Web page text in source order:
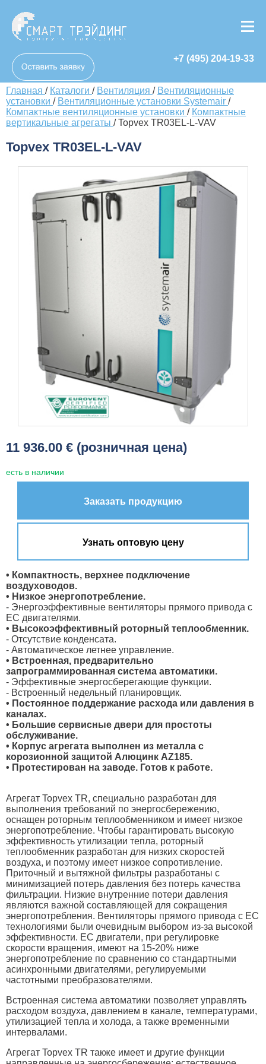
+7 (495) 204-19-33
Главная / Каталоги / Вентиляция / Вентиляционные
установки / Вентиляционные установки Systemair /
Компактные вентиляционные установки / Компактные
вертикальные агрегаты /Topvex TR03EL-L-VAV
Topvex TR03EL-L-VAV
11 936.00 € (розничная цена)
есть в наличии
Заказать продукцию
Узнать оптовую цену
• Компактность, верхнее подключение
воздуховодов.
• Низкое энергопотребление.
- Энергоэффективные вентиляторы прямого привода с
ЕС двигателями.
• Высокоэффективный роторный теплообменник.
- Отсутствие конденсата.
- Автоматическое летнее управление.
• Встроенная, предварительно
запрограммированная система автоматики.
- Эффективные энергосберегающие функции.
- Встроенный недельный планировщик.
• Постоянное поддержание расхода или давления в
каналах.
• Большие сервисные двери для простоты
обслуживание.
• Корпус агрегата выполнен из металла с
корозионной защитой Алюцинк AZ185.
• Протестирован на заводе. Готов к работе.
Агрегат Topvex TR, специально разработан для
выполнения требований по энергосбережению,
оснащен роторным теплообменником и имеет низкое
энергопотребление. Чтобы гарантировать высокую
эффективность утилизации тепла, роторный
теплообменник разработан для низких скоростей
воздуха, и поэтому имеет низкое сопротивление.
Приточный и вытяжной фильтры разработаны с
минимизацией потерь давления без потерь качества
фильтрации. Низкие внутренние потери давления
являются важной составляющей для сокращения
энергопотребления. Вентиляторы прямого привода с EC
технологиями были очевидным выбором из-за высокой
эффективности. EC двигатели, при регулировке
скорости вращения, имеют на 15-20% ниже
энергопотребление по сравнению со стандартными
асинхронными двигателями, регулируемыми
частотными преобразователями.
Встроенная система автоматики позволяет управлять
расходом воздуха, давлением в канале, температурами,
утилизацией тепла и холода, а также временными
интервалами.
Агрегат Topvex TR также имеет и другие функции